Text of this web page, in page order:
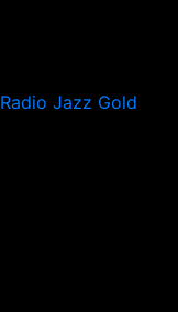
Radio Jazz Gold